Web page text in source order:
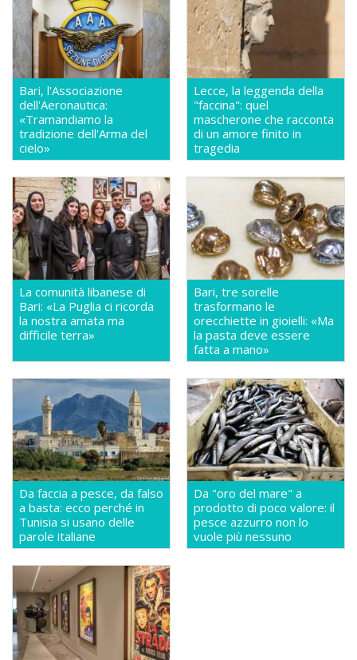
Bari, l'Associazione
dell'Aeronautica:
«Tramandiamo la
tradizione dell'Arma del
cielo»
Lecce, la leggenda della
"faccina": quel
mascherone che racconta
di un amore finito in
tragedia
La comunità libanese di
Bari: «La Puglia ci ricorda
la nostra amata ma
difficile terra»
Bari, tre sorelle
trasformano le
orecchiette in gioielli: «Ma
la pasta deve essere
fatta a mano»
Da faccia a pesce, da falso
a basta: ecco perché in
Tunisia si usano delle
parole italiane
Da "oro del mare" a
prodotto di poco valore: il
pesce azzurro non lo
vuole più nessuno